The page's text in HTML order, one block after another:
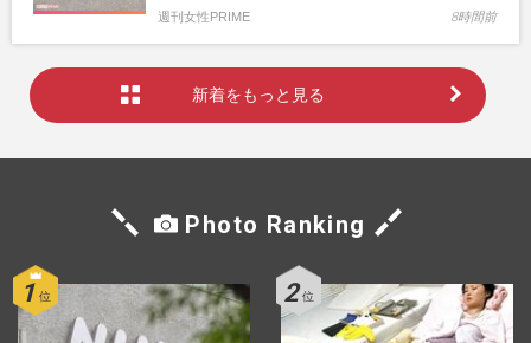
週刊女性PRIME 8時間前
新着をもっと見る
Photo Ranking